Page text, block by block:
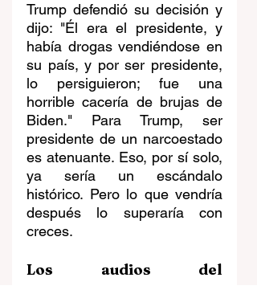
Trump defendió su decisión y
dijo: "Él era el presidente, y
había drogas vendiéndose en
su país, y por ser presidente,
lo persiguieron; fue una
horrible cacería de brujas de
Biden." Para Trump, ser
presidente de un narcoestado
es atenuante. Eso, por sí solo,
ya sería un escándalo
histórico. Pero lo que vendría
después lo superaría con
creces.
Los audios del